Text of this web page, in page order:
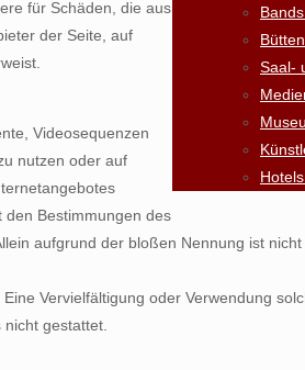
Saal-
für Schäden, die aus
der Seite, auf
Videosequenzen
nutzen oder auf
Bestimmungen des
aufgrund der bloßen Nennung ist
Vervielfältigung oder Verwendung
gestattet.